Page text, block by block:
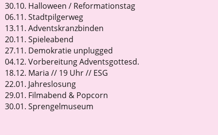
30.10. Halloween / Reformationstag
06.11. Stadtpilgerweg
13.11. Adventskranzbinden
20.11. Spieleabend
27.11. Demokratie unplugged
04.12. Vorbereitung Adventsgottesd.
18.12. Maria // 19 Uhr // ESG
22.01. Jahreslosung
29.01. Filmabend & Popcorn
30.01. Sprengelmuseum